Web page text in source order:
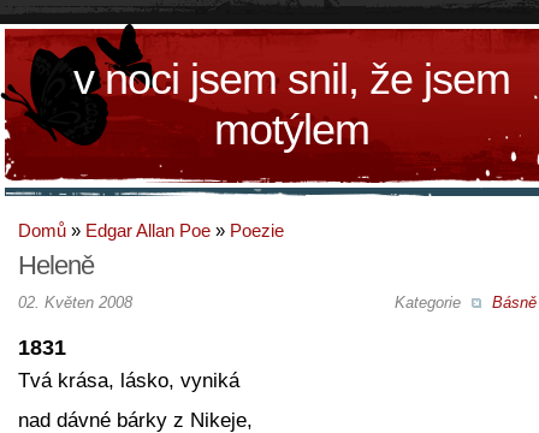
v noci jsem snil, že jsem
motýlem
Domů » Edgar Allan Poe » Poezie
Heleně
Kategorie
02. Květen 2008
1831
Tvá krása, lásko, vyniká
nad dávné bárky z Nikeje,